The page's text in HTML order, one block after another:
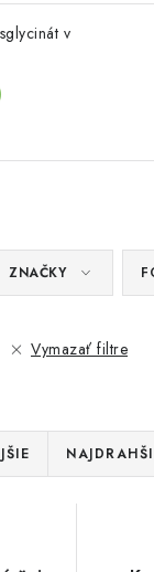
v
ZNAČKY
Vymazať filtre